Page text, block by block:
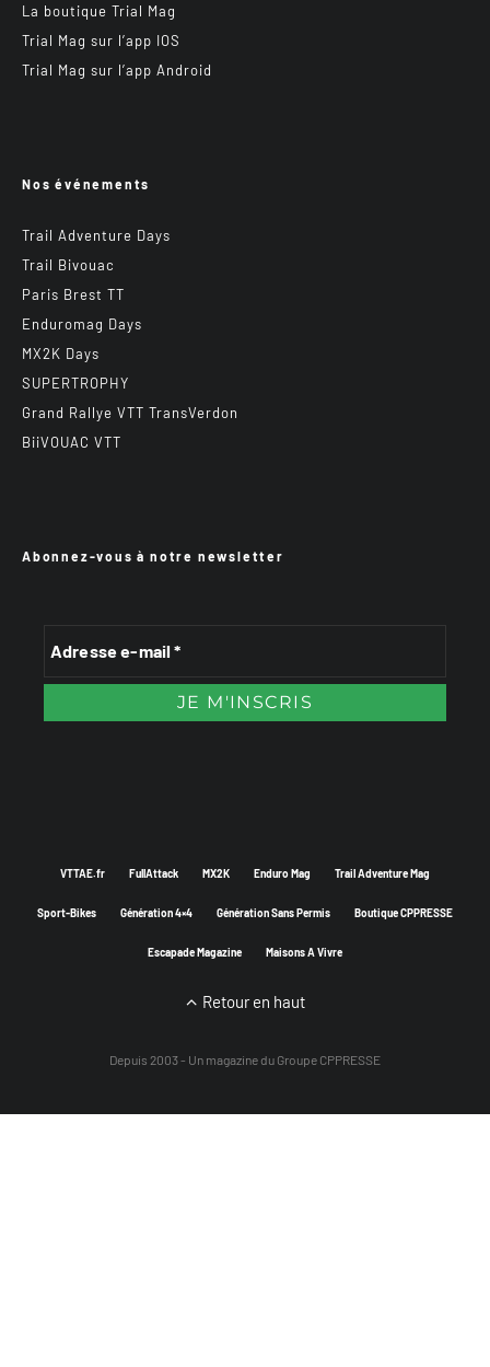
La boutique Trial Mag
Trial Mag sur l’app IOS
Trial Mag sur l’app Android
Nos événements
Trail Adventure Days
Trail Bivouac
Paris Brest TT
Enduromag Days
MX2K Days
SUPERTROPHY
Grand Rallye VTT TransVerdon
BiiVOUAC VTT
Abonnez-vous à notre newsletter
VTTAE.fr FullAttack MX2K Enduro Mag Trail Adventure Mag
Sport-Bikes Génération 4×4 Génération Sans Permis Boutique CPPRESSE
Escapade Magazine Maisons A Vivre
Retour en haut
Depuis 2003 - Un magazine du Groupe CPPRESSE